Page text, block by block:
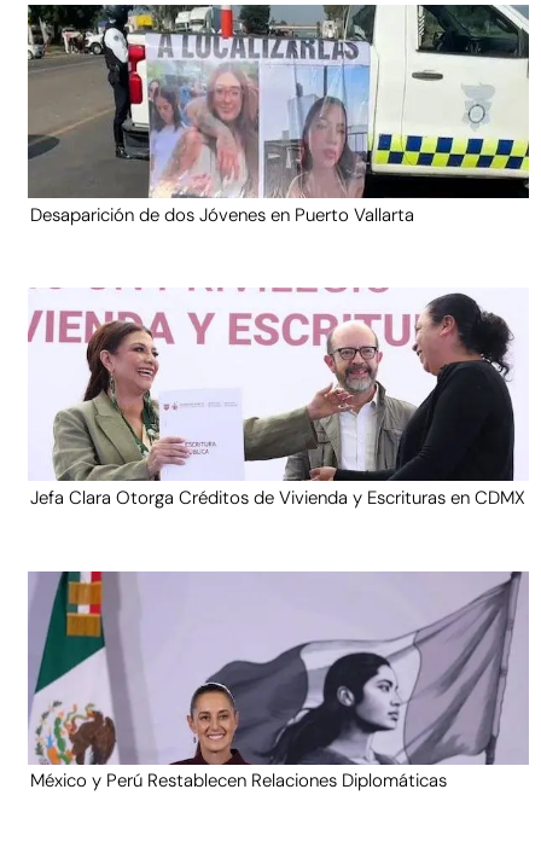
Desaparición de dos Jóvenes en Puerto Vallarta
Jefa Clara Otorga Créditos de Vivienda y Escrituras en CDMX
México y Perú Restablecen Relaciones Diplomáticas